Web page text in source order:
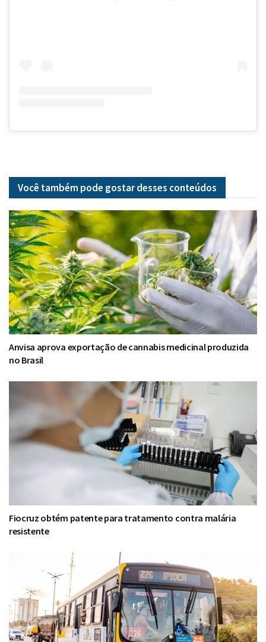
Você também pode gostar desses conteúdos
Anvisa aprova exportação de cannabis medicinal produzida
no Brasil
Fiocruz obtém patente para tratamento contra malária
resistente